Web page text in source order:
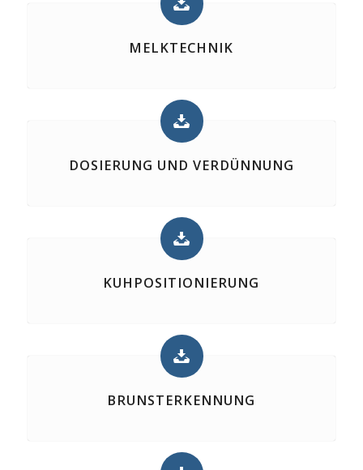
MELKTECHNIK
DOSIERUNG UND VERDÜNNUNG
KUHPOSITIONIERUNG
BRUNSTERKENNUNG